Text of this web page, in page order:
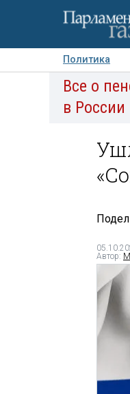
Политика
Авторы
Все о
в России
Автор: